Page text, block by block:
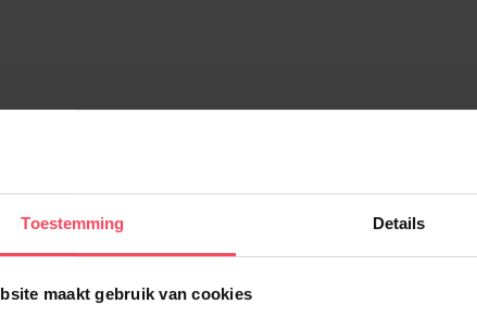
Toestemming Details
maakt gebruik van cookies